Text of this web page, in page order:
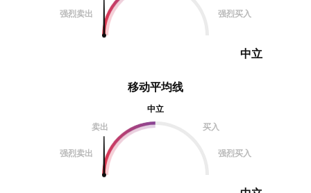
强烈卖出 强烈买入
中立
移动平均线
中立
卖出
买入
强烈卖出 强烈买入